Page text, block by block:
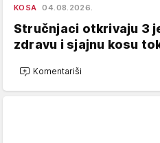
KOSA 04.08.2026.
Stručnjaci otkrivaju 3
zdravu i sjajnu kosu
Komentariši